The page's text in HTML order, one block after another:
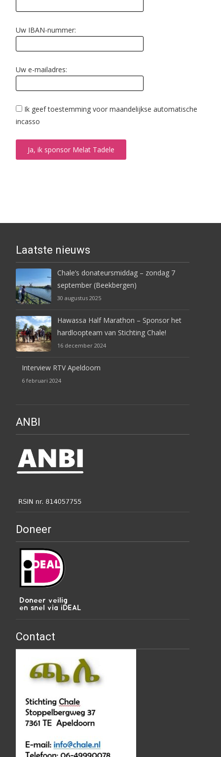
Uw IBAN-nummer:
Uw e-mailadres:
Ik geef toestemming voor maandelijkse automatische
incasso
Laatste nieuws
Chale’s donateursmiddag – zondag 7
september (Beekbergen)
30 augustus 2025
Hawassa Half Marathon – Sponsor het
hardloopteam van Stichting Chale!
16 december 2024
Interview RTV Apeldoorn
6 februari 2024
ANBI
Doneer
Contact